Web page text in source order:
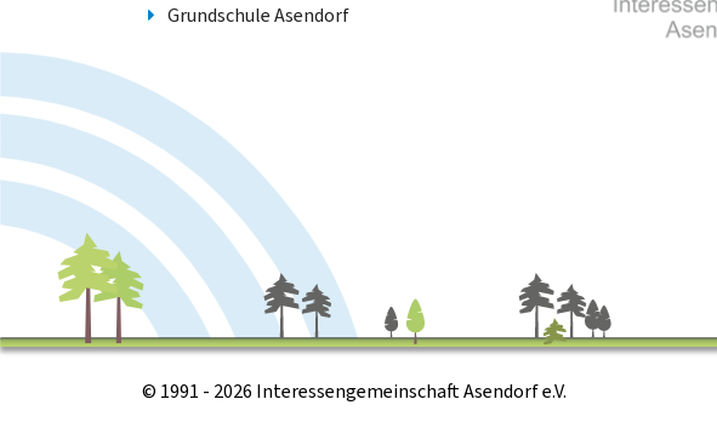
Grundschule Asendorf
© 1991 - 2026 Interessengemeinschaft Asendorf e.V.